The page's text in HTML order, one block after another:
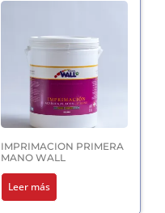
IMPRIMACION PRIMERA
MANO WALL
Leer más